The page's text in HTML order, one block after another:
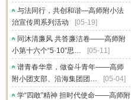
与法同行，共创和谐—高师附小法
治宣传周系列活动
[05-19]
同沐清廉风 共答廉洁卷——高师附
小第十六个“5·10”思…
[05-11]
谱青春华章，做奋斗青年——高师
附小团支部、沿海集团团…
[05-04]
学“四敢”精神 担时代使命——高师附